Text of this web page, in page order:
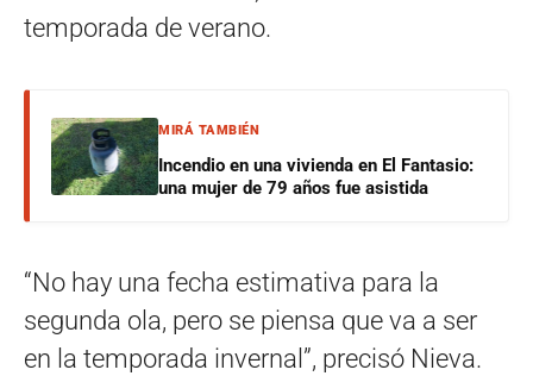
temporada de verano.
MIRÁ TAMBIÉN
Incendio en una vivienda en El Fantasio:
una mujer de 79 años fue asistida
“No hay una fecha estimativa para la
segunda ola, pero se piensa que va a ser
en la temporada invernal”, precisó Nieva.